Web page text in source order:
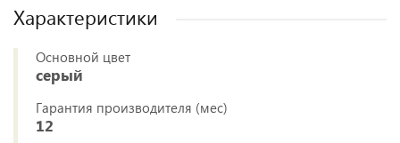
Характеристики
Основной цвет
серый
Гарантия производителя (мес)
12